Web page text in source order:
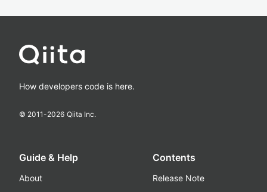
How developers code is here.
© 2011-2026 Qiita Inc.
Guide & Help
About
Contents
Release Note